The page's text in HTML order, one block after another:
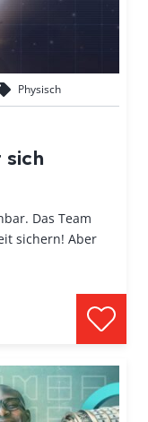
Physisch
Das Team
sichern! Aber